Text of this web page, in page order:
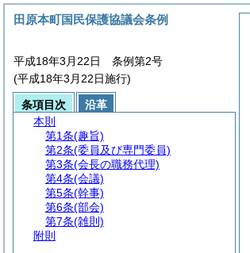
田原本町国民保護協議会条例
平成18年3月22日 条例第2号
(平成18年3月22日施行)
条項目次
沿革
本則
第1条(趣旨)
第2条(委員及び専門委員)
第3条(会長の職務代理)
第4条(会議)
第5条(幹事)
第6条(部会)
第7条(雑則)
附則